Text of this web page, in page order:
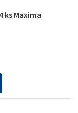
ks Maxima